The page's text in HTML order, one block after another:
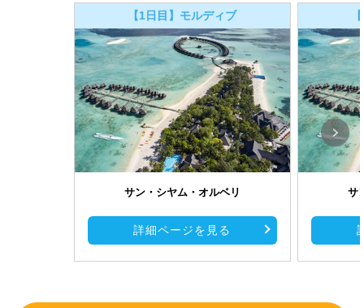
【1日目】モルディブ
サン・シヤム・オルベリ
詳細ページを見る
サ